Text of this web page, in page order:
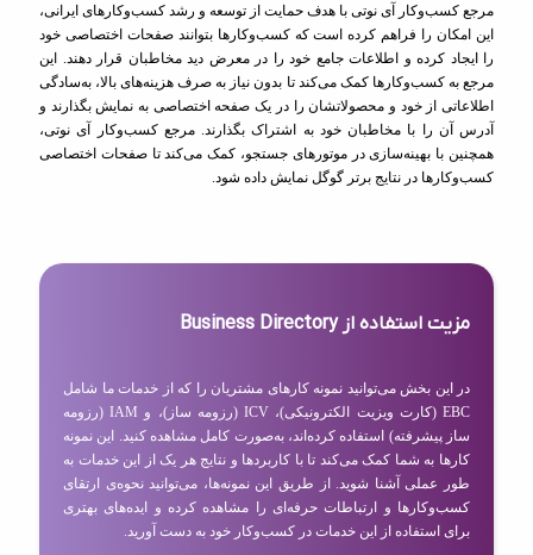
مرجع کسب‌وکار آی نوتی با هدف حمایت از توسعه و رشد کسب‌وکارهای ایرانی،
این امکان را فراهم کرده است که کسب‌وکارها بتوانند صفحات اختصاصی خود
را ایجاد کرده و اطلاعات جامع خود را در معرض دید مخاطبان قرار دهند. این
مرجع به کسب‌وکارها کمک می‌کند تا بدون نیاز به صرف هزینه‌های بالا، به‌سادگی
اطلاعاتی از خود و محصولاتشان را در یک صفحه اختصاصی به نمایش بگذارند و
آدرس آن را با مخاطبان خود به اشتراک بگذارند. مرجع کسب‌وکار آی نوتی،
همچنین با بهینه‌سازی در موتورهای جستجو، کمک می‌کند تا صفحات اختصاصی
کسب‌وکارها در نتایج برتر گوگل نمایش داده شود.
مزیت استفاده از Business Directory
در این بخش می‌توانید نمونه کارهای مشتریان را که از خدمات ما شامل
EBC (کارت ویزیت الکترونیکی)، ICV (رزومه ساز)، و IAM (رزومه
ساز پیشرفته) استفاده کرده‌اند، به‌صورت کامل مشاهده کنید. این نمونه
کارها به شما کمک می‌کند تا با کاربردها و نتایج هر یک از این خدمات به
طور عملی آشنا شوید. از طریق این نمونه‌ها، می‌توانید نحوه‌ی ارتقای
کسب‌وکارها و ارتباطات حرفه‌ای را مشاهده کرده و ایده‌های بهتری
برای استفاده از این خدمات در کسب‌وکار خود به دست آورید.